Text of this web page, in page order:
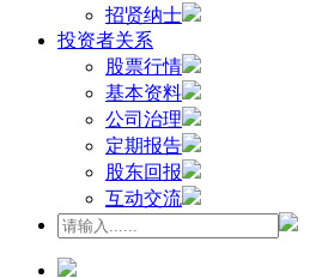
招贤纳士
投资者关系
股票行情
基本资料
公司治理
定期报告
股东回报
互动交流